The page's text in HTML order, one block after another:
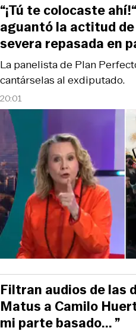
20:01
La panelista de Plan
cantárselas al exdiputado.
“¡Tú te colocaste
aguantó la actitud de
severa repasada en
Filtran audios de las
Matus a Camilo
mi parte basado... ”